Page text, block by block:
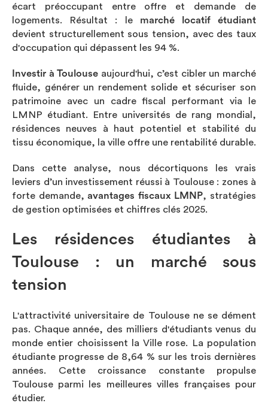
écart préoccupant entre offre et demande de
logements. Résultat : le marché locatif étudiant
devient structurellement sous tension, avec des taux
d'occupation qui dépassent les 94 %.
Investir à Toulouse aujourd'hui, c’est cibler un marché
fluide, générer un rendement solide et sécuriser son
patrimoine avec un cadre fiscal performant via le
LMNP étudiant. Entre universités de rang mondial,
résidences neuves à haut potentiel et stabilité du
tissu économique, la ville offre une rentabilité durable.
Dans cette analyse, nous décortiquons les vrais
leviers d’un investissement réussi à Toulouse : zones à
forte demande,avantages fiscaux LMNP, stratégies
de gestion optimisées et chiffres clés 2025.
Les résidences étudiantes à
Toulouse : un marché sous
tension
L'attractivité universitaire de Toulouse ne se dément
pas. Chaque année, des milliers d'étudiants venus du
monde entier choisissent la Ville rose. La population
étudiante progresse de 8,64 % sur les trois dernières
années. Cette croissance constante propulse
Toulouse parmi les meilleures villes françaises pour
étudier.